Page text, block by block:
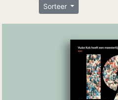
Sorteer